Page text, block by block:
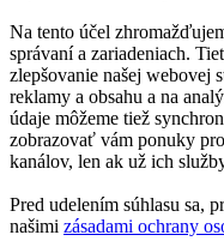
Na tento účel
správaní a zariadeniach.
zlepšovanie našej webovej
reklamy a obsahu a na
údaje môžeme tiež
zobrazovať vám ponuky
kanálov, len ak už ich
Pred udelením súhlasu sa,
našimi zásadami ochrany